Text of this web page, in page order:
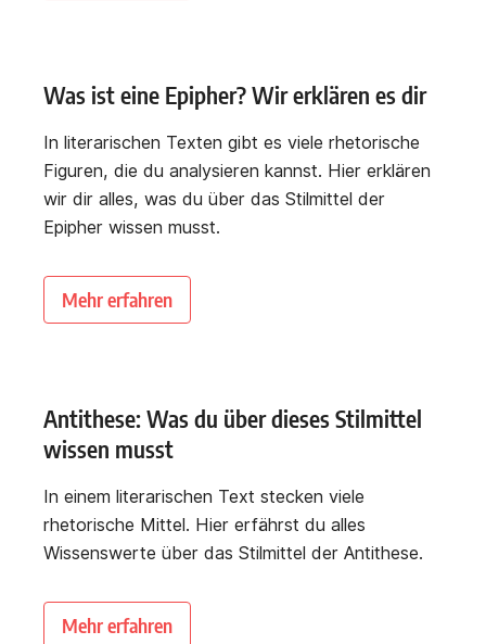
Was ist eine Epipher? Wir erklären es dir
In literarischen Texten gibt es viele rhetorische
Figuren, die du analysieren kannst. Hier erklären
wir dir alles, was du über das Stilmittel der
Epipher wissen musst.
Mehr erfahren
Antithese: Was du über dieses Stilmittel
wissen musst
In einem literarischen Text stecken viele
rhetorische Mittel. Hier erfährst du alles
Wissenswerte über das Stilmittel der Antithese.
Mehr erfahren